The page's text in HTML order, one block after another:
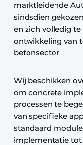
marktleidende
sindsdien
en zich volledig
ontwikkeling van
betonsector
Wij beschikken
om concrete
processen te
van specifieke
standaard
implementatie tot